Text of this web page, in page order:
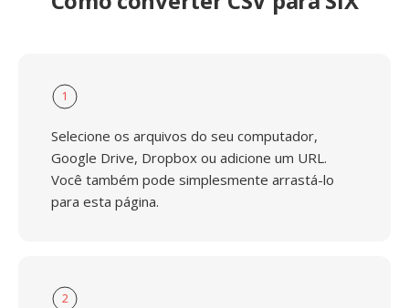
1
Selecione os arquivos do seu computador,
Google Drive, Dropbox ou adicione um URL.
Você também pode simplesmente arrastá-lo
para esta página.
2